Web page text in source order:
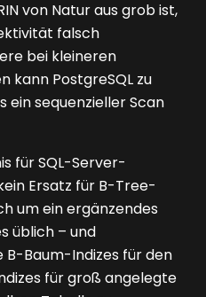
von Natur aus grob ist,
falsch
bei kleineren
kann PostgreSQL zu
ein sequenzieller Scan
für SQL-Server-
Ersatz für B-Tree-
um ein ergänzendes
üblich – und
B-Baum-Indizes für den
für groß angelegte